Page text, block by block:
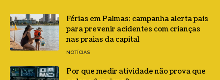
Férias em Palmas: campanha alerta pais
para prevenir acidentes com crianças
nas praias da capital
NOTÍCIAS
Por que medir atividade não prova que